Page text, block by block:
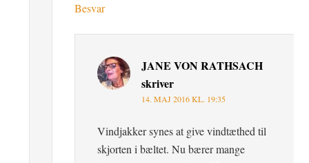
Besvar
JANE VON RATHSACH
skriver
14. MAJ 2016 KL. 19:35
Vindjakker synes at give vindtæthed til
skjorten i bæltet. Nu bærer mange